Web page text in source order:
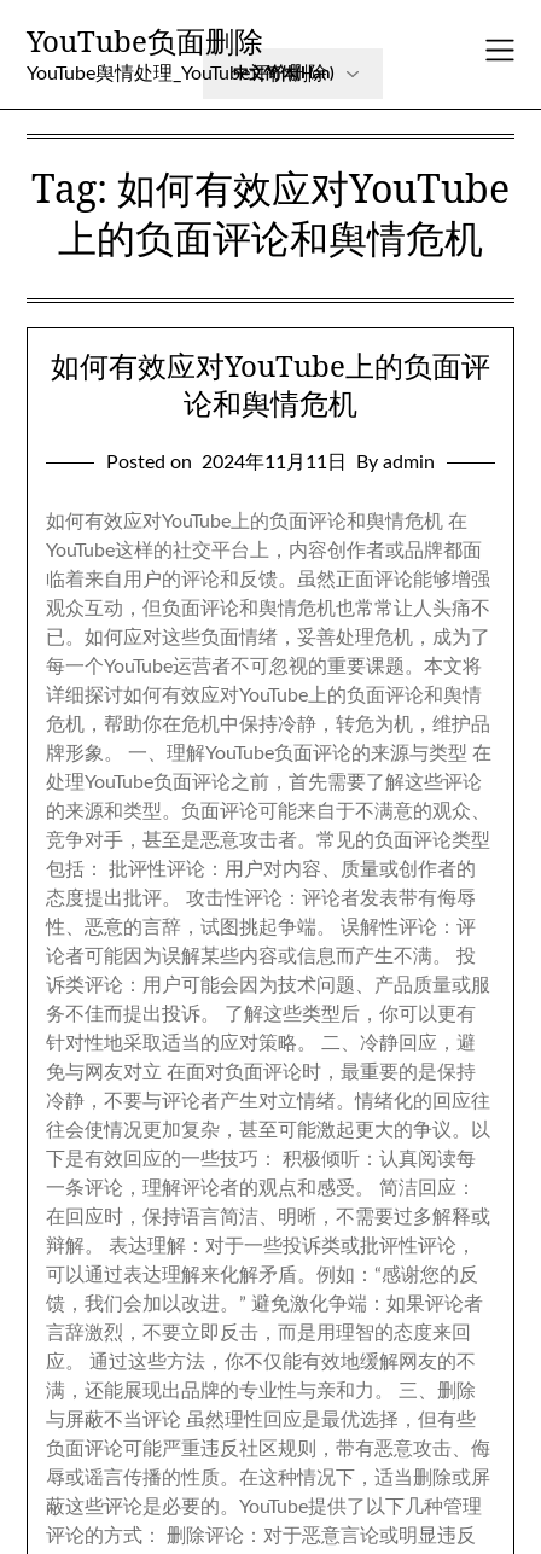
content
YouTube负面删除
YouTube舆情处理_YouTube评价删除
Tag: 如何有效应对YouTube
上的负面评论和舆情危机
如何有效应对YouTube上的负面评
论和舆情危机
Posted on 2024年11月11日 By admin
如何有效应对YouTube上的负面评论和舆情危机 在
YouTube这样的社交平台上 ， 内容创作者或品牌都面
临着来自用户的评论和反馈。 虽然正面评论能够增强
观众互动 ，但负面评论和舆情危机也常常让人头痛不
已。如何应对这些负面情绪 ，妥善处理危机 ， 成为了
每一个YouTube运营者不可忽视的重要课题。本文将
详细探讨如何有效应对YouTube上的负面评论和舆情
危机 ，帮助你在危机中保持冷静 ，转危为机 ，维护品
牌形象 。一 、理解YouTube负面评论的来源与类型 在
处理YouTube负面评论之前 ，首先需要了解这些评论
的来源和类型。负面评论可能来自于不满意的观众
竞争对手 ，甚至是恶意攻击者。常见的负面评论类型
包括 ：批评性评论 ： 用户对内容
质量或创作者的
态度提出批评。攻击性评论 ：评论者发表带有侮辱
性 、恶意的言辞 ，试图挑起争端。误解性评论 ：评
论者可能因为误解某些内容或信息而产生不满。投
诉类评论 ： 用户可能会因为技术问题
产品质量或服
务不佳而提出投诉。 了解这些类型后 ，你可以更有
针对性地采取适当的应对策略。 二 、冷静回应 ，避
免与网友对立 在面对负面评论时 ，最重要的是保持
冷静 ，不要与评论者产生对立情绪。情绪化的回应往
往会使情况更加复杂 ，甚至可能激起更大的争议 。
以
下是有效回应的一些技巧 ：积极倾听 ：认真阅读每
一条评论 ，理解评论者的观点和感受。简洁回应 ：
在回应时 ，保持语言简洁 明晰 ，不需要过多解释或
辩解。表达理解 ： 对于一些投诉类或批评性评论 ，
可以通过表达理解来化解矛盾。例如 ： “感谢您的反
馈 ，我们会加以改进。 ” 避免激化争端 ：如果评论者
言辞激烈 ，不要立即反击 ， 而是用理智的态度来回
应 。通过这些方法 ，你不仅能有效地缓解网友的不
满 ，还能展现出品牌的专业性与亲和力 。 三 、删除
与屏蔽不当评论 虽然理性回应是最优选择 ，但有些
负面评论可能严重违反社区规则
，带有恶意攻击 、侮
辱或谣言传播的性质。在这种情况下 ，适当删除或屏
蔽这些评论是必要的。YouTube提供了以下几种管理
评论的方式 ：删除评论 ： 对于恶意言论或明显违反